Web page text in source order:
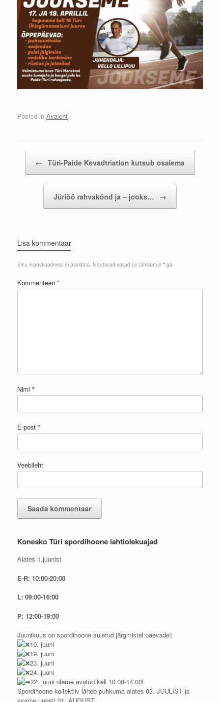
Posted in Avaleht.
← Türi-Paide Kevadtriatlon kutsub osalema
Jüriöö rahvakõnd ja – jooks… →
Lisa kommentaar
Sinu e-postiaadressi ei avaldata. Nõutavad väljad on tähistatud *-ga
Kommenteeri *
Nimi *
E-post *
Veebileht
Konesko Türi spordihoone lahtiolekuajad
Alates 1.juunist
E-R: 10:00-20:00
L: 09:00-16:00
P: 12:00-19:00
Juunikuus on spordihoone suletud järgmistel päevadel:
10. juuni
19. juuni
23. juuni
24. juuni
22. juuni oleme avatud kell 10.00-14.00!
Spordihoone kollektiiv läheb puhkuma alates 03. JUULIST ja